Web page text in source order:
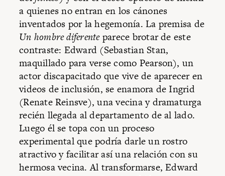
a quienes no entran en los cánones
inventados por la hegemonía. La premisa de
Un hombre diferenteparece brotar de este
contraste: Edward (Sebastian Stan,
maquillado para verse como Pearson), un
actor discapacitado que vive de aparecer en
videos de inclusión, se enamora de Ingrid
(Renate Reinsve), una vecina y dramaturga
recién llegada al departamento de al lado.
Luego él se topa con un proceso
experimental que podría darle un rostro
atractivo y facilitar así una relación con su
hermosa vecina. Al transformarse, Edward